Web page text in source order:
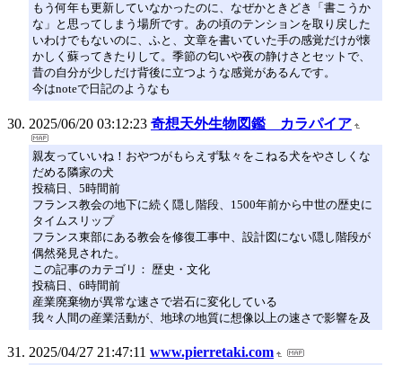
もう何年も更新していなかったのに、なぜかときどき「書こうか
な」と思ってしまう場所です。あの頃のテンションを取り戻した
いわけでもないのに、ふと、文章を書いていた手の感覚だけが懐
かしく蘇ってきたりして。季節の匂いや夜の静けさとセットで、
昔の自分が少しだけ背後に立つような感覚があるんです。
今はnoteで日記のようなも
2025/06/20 03:12:23 奇想天外生物図鑑 カラパイア
親友っていいね！おやつがもらえず駄々をこねる犬をやさしくな
だめる隣家の犬
投稿日、5時間前
フランス教会の地下に続く隠し階段、1500年前から中世の歴史に
タイムスリップ
フランス東部にある教会を修復工事中、設計図にない隠し階段が
偶然発見された。
この記事のカテゴリ： 歴史・文化
投稿日、6時間前
産業廃棄物が異常な速さで岩石に変化している
我々人間の産業活動が、地球の地質に想像以上の速さで影響を及
2025/04/27 21:47:11 www.pierretaki.com